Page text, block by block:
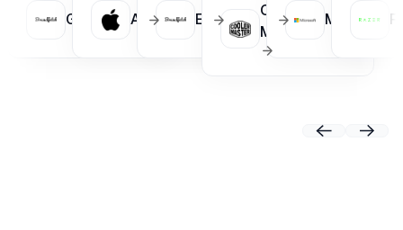
Glorious Apple Epson
Cooler
Master
Microsoft